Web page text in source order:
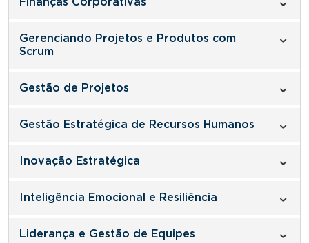
Gerenciando Projetos e Produtos com
Scrum
Gestão de Projetos
Gestão Estratégica de Recursos Humanos
Inovação Estratégica
Inteligência Emocional e Resiliência
Liderança e Gestão de Equipes